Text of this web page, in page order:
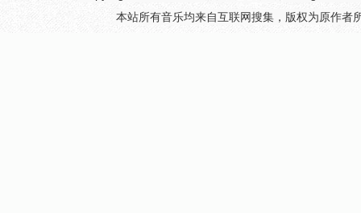
本站所有音乐均来自互联网搜集，版权为原作者